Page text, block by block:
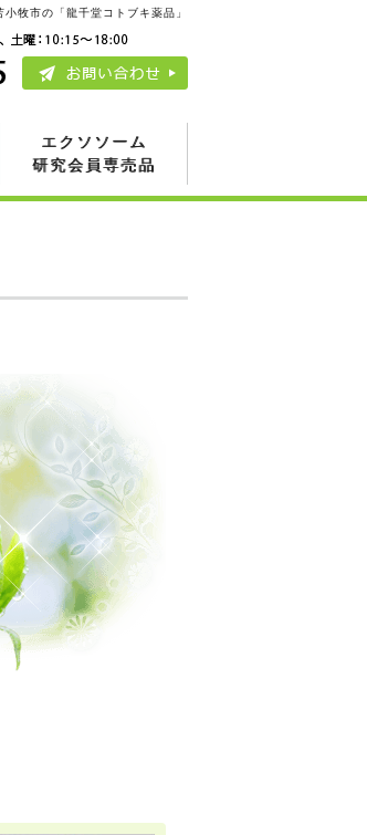
小牧市の「龍千堂コトブキ薬品」
エクソソーム
研究会員専売品